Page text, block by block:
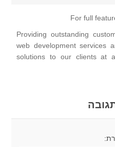
For full
Providing outstanding
web development services
solutions to our clients at